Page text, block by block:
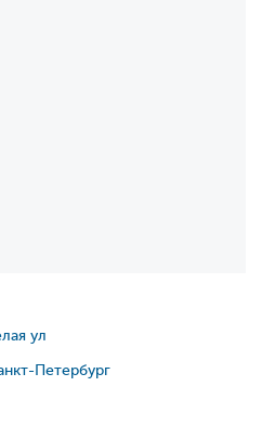
ул
Петербург